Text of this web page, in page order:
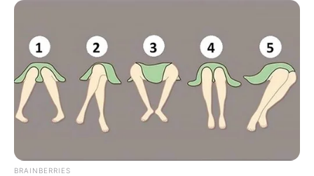
BRAINBERRIES